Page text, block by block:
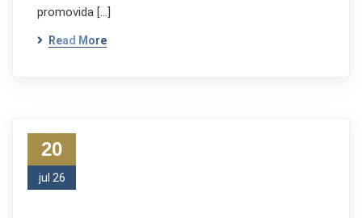
promovida […]
Read More
20
jul 26